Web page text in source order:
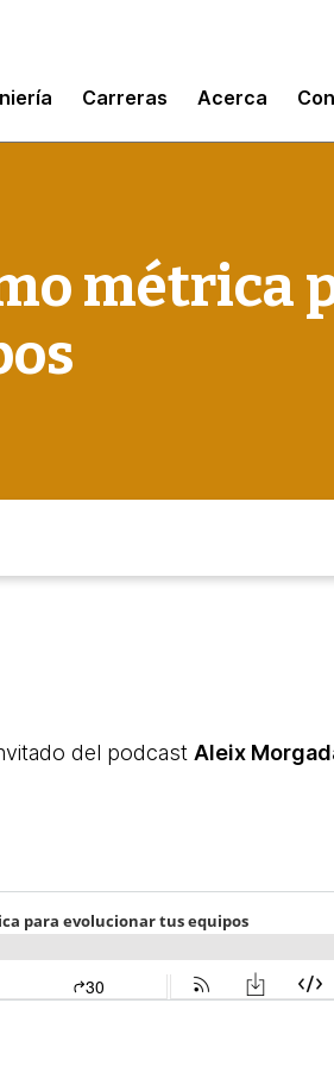
Carreras Acerca
métrica
del podcast Aleix